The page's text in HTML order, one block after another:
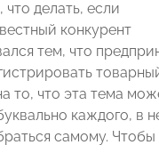
что делать, если
конкурент
тем, что
то, что эта тема
каждого, в
самому.